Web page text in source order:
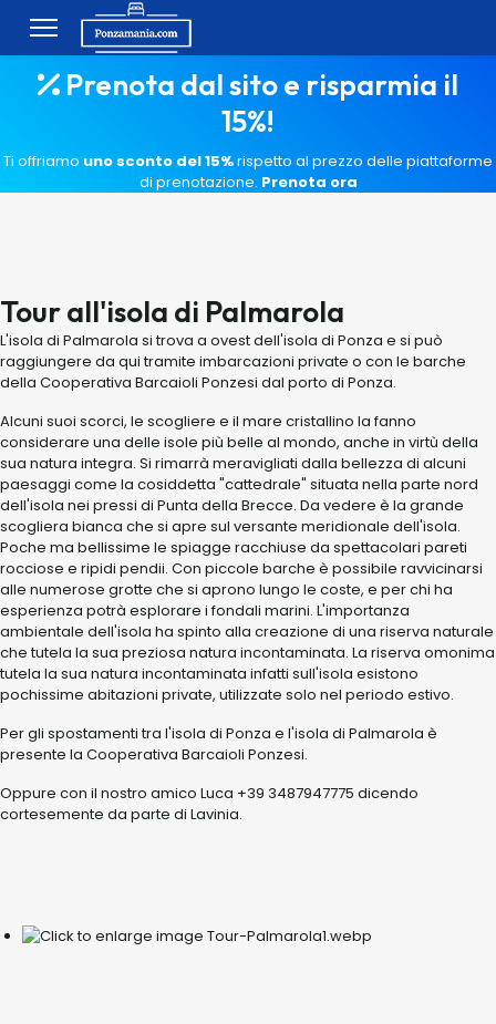
Prenota dal sito e risparmia il
15%!
Ti offriamo uno sconto del 15%rispetto al prezzo delle piattaforme
di prenotazione. Prenota ora
Tour all'isola di Palmarola
L'isola di Palmarola si trova a ovest dell'isola di Ponza e si può
raggiungere da qui tramite imbarcazioni private o con le barche
della Cooperativa Barcaioli Ponzesi dal porto di Ponza.
Alcuni suoi scorci, le scogliere e il mare cristallino la fanno
considerare una delle isole più belle al mondo, anche in virtù della
sua natura integra. Si rimarrà meravigliati dalla bellezza di alcuni
paesaggi come la cosiddetta "cattedrale" situata nella parte nord
dell'isola nei pressi di Punta della Brecce. Da vedere è la grande
scogliera bianca che si apre sul versante meridionale dell'isola.
Poche ma bellissime le spiagge racchiuse da spettacolari pareti
rocciose e ripidi pendii. Con piccole barche è possibile ravvicinarsi
alle numerose grotte che si aprono lungo le coste, e per chi ha
esperienza potrà esplorare i fondali marini. L'importanza
ambientale dell'isola ha spinto alla creazione di una riserva naturale
che tutela la sua preziosa natura incontaminata. La riserva omonima
tutela la sua natura incontaminata infatti sull'isola esistono
pochissime abitazioni private, utilizzate solo nel periodo estivo.
Per gli spostamenti tra l'isola di Ponza e l'isola di Palmarola è
presente la Cooperativa Barcaioli Ponzesi.
Oppure con il nostro amico Luca +39 3487947775 dicendo
cortesemente da parte di Lavinia.